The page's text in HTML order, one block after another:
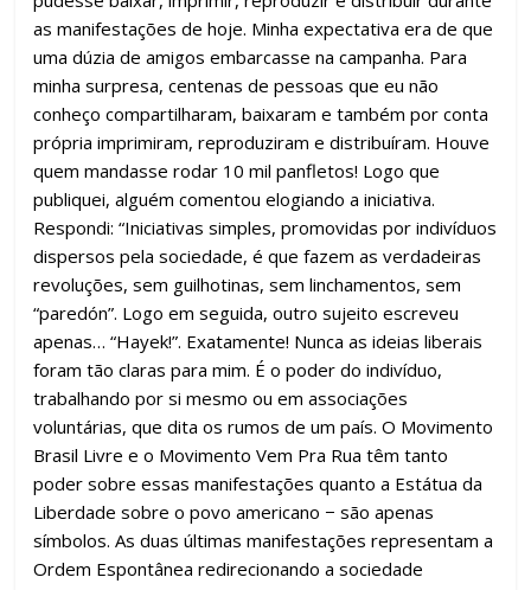
as manifestações de hoje. Minha expectativa era de que
uma dúzia de amigos embarcasse na campanha. Para
minha surpresa, centenas de pessoas que eu não
conheço compartilharam, baixaram e também por conta
própria imprimiram, reproduziram e distribuíram. Houve
quem mandasse rodar 10 mil panfletos! Logo que
publiquei, alguém comentou elogiando a iniciativa.
Respondi: “Iniciativas simples, promovidas por indivíduos
dispersos pela sociedade, é que fazem as verdadeiras
revoluções, sem guilhotinas, sem linchamentos, sem
“paredón”. Logo em seguida, outro sujeito escreveu
apenas… “Hayek!”. Exatamente! Nunca as ideias liberais
foram tão claras para mim. É o poder do indivíduo,
trabalhando por si mesmo ou em associações
voluntárias, que dita os rumos de um país. O Movimento
Brasil Livre e o Movimento Vem Pra Rua têm tanto
poder sobre essas manifestações quanto a Estátua da
Liberdade sobre o povo americano − são apenas
símbolos. As duas últimas manifestações representam a
Ordem Espontânea redirecionando a sociedade